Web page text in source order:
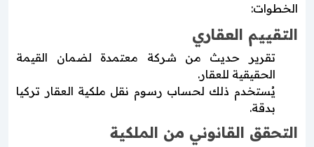
الخطوات:
التقييم العقاري
تقرير حديث من شركة معتمدة لضمان القيمة
الحقيقية للعقار.
يُستخدم ذلك لحساب رسوم نقل ملكية العقار تركيا
بدقة.
التحقق القانوني من الملكية